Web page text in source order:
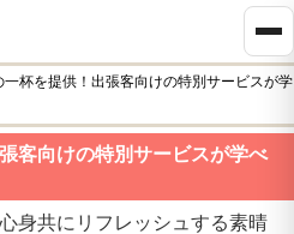
一杯を提供！出張客向けの特別サービスが学
客向けの特別サービスが学べ
身共にリフレッシュする素晴